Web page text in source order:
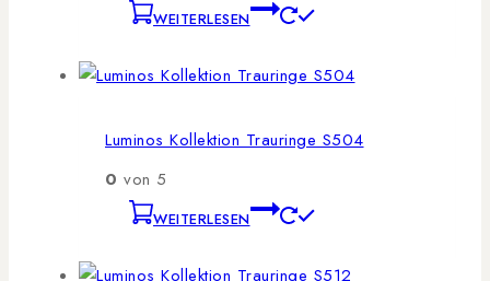
WEITERLESEN
Luminos Kollektion Trauringe S504
0 von 5
WEITERLESEN